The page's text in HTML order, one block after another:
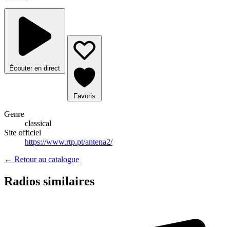
Écouter en direct
Favoris
Genre
classical
Site officiel
https://www.rtp.pt/antena2/
← Retour au catalogue
Radios similaires